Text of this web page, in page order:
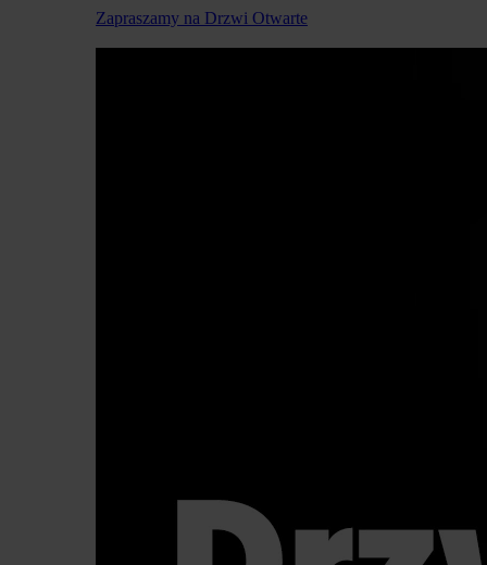
Zapraszamy na Drzwi Otwarte